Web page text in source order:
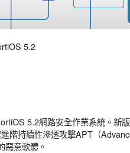
5.2
5.2網路安全作業系統。新
階持續性滲透攻擊APT（
惡意軟體。